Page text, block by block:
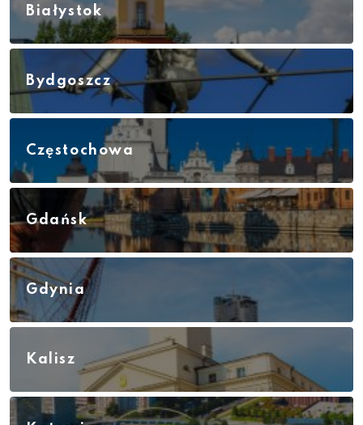
Białystok
Bydgoszcz
Częstochowa
Gdańsk
Gdynia
Kalisz